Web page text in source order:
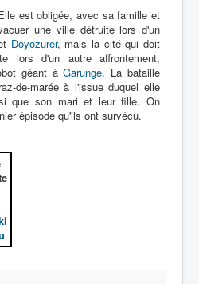
est obligée, avec sa famille et
une ville détruite lors d'un
Doyozurer, mais la cité qui doit
lors d'un autre affrontement,
géant àGarunge. La bataille
de-marée à l'issue duquel elle
que son mari et leur fille. On
épisode qu'ils ont survécu.